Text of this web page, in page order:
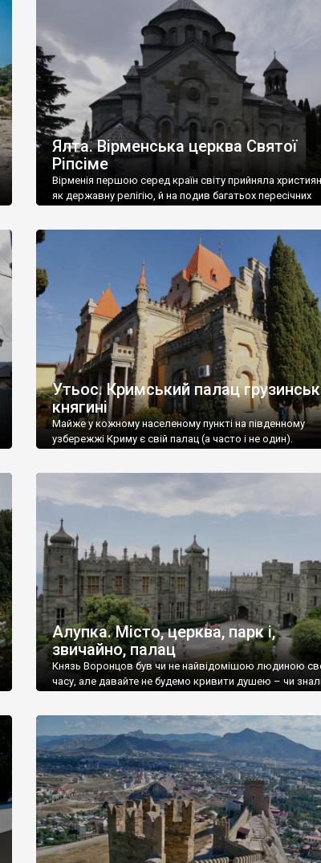
називаються «повстяками» (postaki)…” “Вино. Крим
виробляє відмінне вино і його вдосталь: воно все
легке біле і дуже […]
Ялта. Вірменська церква Святої
Ріпсіме
Вірменія першою серед країн світу прийняла
як державну релігію, й на подив багатьох пересічних
Утьос. Кримський палац
княгині
Майже у кожному населеному пункті на південному
узбережжі Криму є свій палац (а часто і не один).
Алупка. Місто, церква, парк і,
звичайно, палац
Князь Воронцов був чи не найвідомішою людиною
часу, але давайте не будемо кривити душею – чи